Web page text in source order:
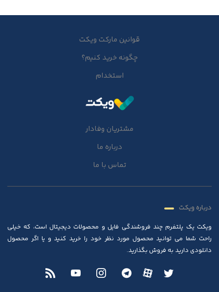
قوانین مارکت ویکت
چگونه خرید کنیم؟
استخدام
مشتریان وفادار
درباره ما
تماس با ما
درباره ویکت
ویکت یک پلتفرم چند فروشندگی فایل و محصولات دیجیتال است، که خیلی
راحت شما می توانید محصول مورد نظر خود را خرید کنید و یا اگر محصول
دانلودی دارید به فروش بگذارید.